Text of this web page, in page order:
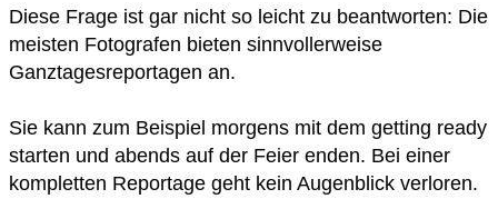
Diese Frage ist gar nicht so leicht zu beantworten: Die
meisten Fotografen bieten sinnvollerweise
Ganztagesreportagen an.
Sie kann zum Beispiel morgens mit dem getting ready
starten und abends auf der Feier enden. Bei einer
kompletten Reportage geht kein Augenblick verloren.